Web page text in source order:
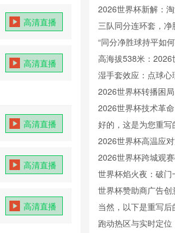
高清直播
高清直播
高清直播
高清直播
高清直播
中的新世界秩序
2026世界杯新解：
续航
三队同分连环套，
“同分净胜球持平如
出线规则”
高海拔538米：2026
湿手套效应：点球
将训练逻辑
2026世界杯转播困
与版权暗战
2026世界杯技术革
准捕捉射门瞬时极速
好的，这是为您重
界杯跨境冷链餐食监
突与融合路径研究**
2026世界杯高温应
如何实现“冰火两重
2026世界杯跨城观
放解析
世界杯焰火夜：破
世界杯赞助商广告
当然，以下是重写
美学：世界杯的视
跑动热区与实时定